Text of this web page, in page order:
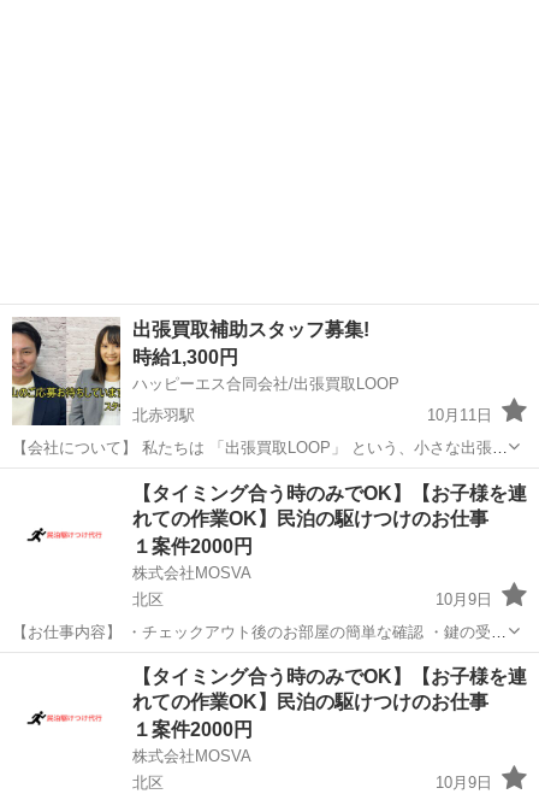
出張買取補助スタッフ募集!
時給1,300円
ハッピーエス合同会社/出張買取LOOP
北赤羽駅
10月11日
【会社について】 私たちは 「出張買取LOOP」 という、小さな出張買
取の会社です。 社員2名、パート4名で運営しており、アットホームな
雰囲気が特徴です。 人間関係で悩むことは少なく、安心して働ける環
北赤羽駅 その他
【タイミング合う時のみでOK】【お子様を連
れての作業OK】民泊の駆けつけのお仕事
１案件2000円
株式会社MOSVA
北区
10月9日
【お仕事内容】 ・チェックアウト後のお部屋の簡単な確認 ・鍵の受け
渡しやサポート ・忘れ物やちょっとした設備トラブルの確認対応 特別
なスキルは必要ありません。未経験の方でも安心して始められるお仕
その他 応募方法
【タイミング合う時のみでOK】【お子様を連
れての作業OK】民泊の駆けつけのお仕事
１案件2000円
株式会社MOSVA
北区
10月9日